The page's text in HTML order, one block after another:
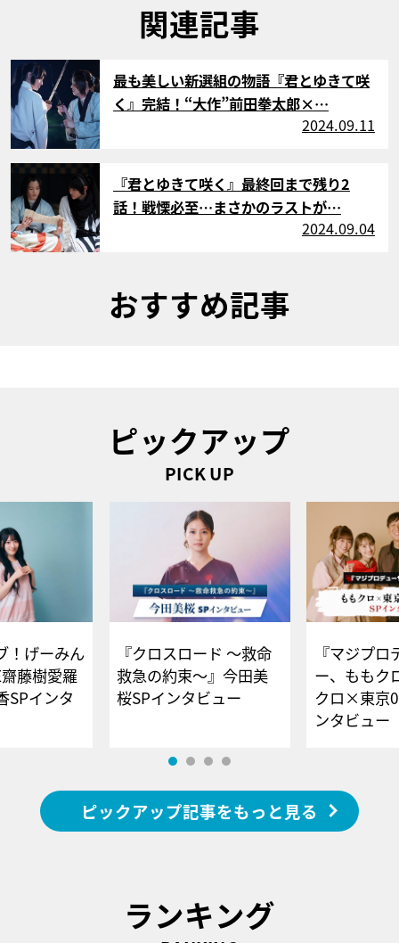
関連記事
サムネイル
最も美しい新選組の物語『君とゆきて咲
く』完結！“大作”前田拳太郎×…
2024.09.11
サムネイル
『君とゆきて咲く』最終回まで残り2
話！戦慄必至…まさかのラストが…
2024.09.04
おすすめ記事
ピックアップ
PICK UP
！げーみん
藤樹愛羅
SPインタ
『クロスロード ～救命
救急の約束～』今田美
桜SPインタビュー
『マジプロ
ー、ももク
クロ×東京
ンタビュー
ピックアップ記事をもっと見る
ランキング